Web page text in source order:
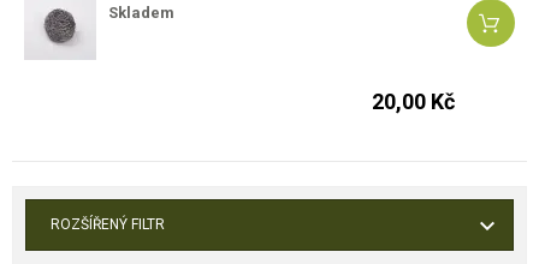
Skladem
20,00 Kč
ROZŠÍŘENÝ FILTR